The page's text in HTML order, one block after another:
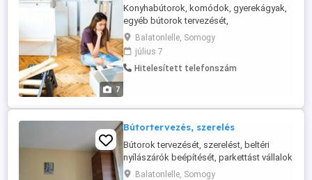
7
Konyhabútorok, komódok, gyerekágyak,
egyéb bútorok tervezését,
összeszerelését, illetve lapraszerelt bútor
összeszerelést, és parkettázást vállalok!
Balatonlelle, Somogy
július 7
Hitelesített telefonszám
Bútortervezés, szerelés
Bútorok tervezését, szerelést, beltéri
nyílászárók beépítését, parkettást vállalok
Keszthelytöl Siófokig.
Balatonlelle, Somogy